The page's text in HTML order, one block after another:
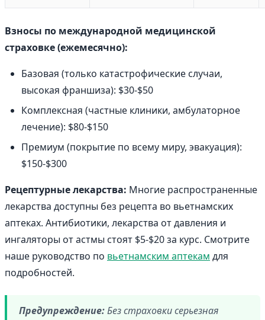
Взносы по международной медицинской
страховке (ежемесячно):
Базовая (только катастрофические случаи,
высокая франшиза): $30-$50
Комплексная (частные клиники, амбулаторное
лечение): $80-$150
Премиум (покрытие по всему миру, эвакуация):
$150-$300
Рецептурные лекарства: Многие распространенные
лекарства доступны без рецепта во вьетнамских
аптеках. Антибиотики, лекарства от давления и
ингаляторы от астмы стоят $5-$20 за курс. Смотрите
наше руководство по вьетнамским аптекам для
подробностей.
Предупреждение:Без страховки серьезная